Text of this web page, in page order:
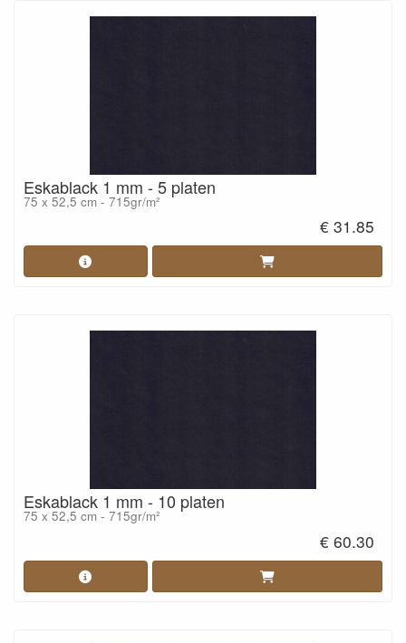
Eskablack 1 mm - 5 platen
75 x 52,5 cm - 715gr/m²
€ 31.85
Eskablack 1 mm - 10 platen
75 x 52,5 cm - 715gr/m²
€ 60.30